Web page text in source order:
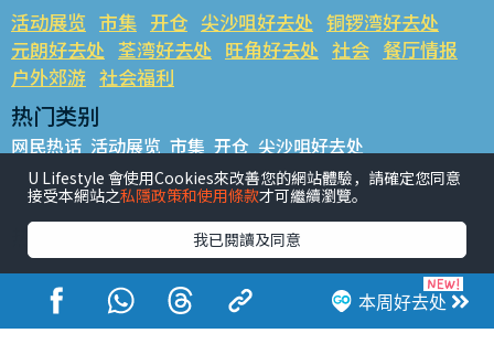
本周好去处
活动展览 市集 开仓 尖沙咀好去处 铜锣湾好去处
元朗好去处 荃湾好去处 旺角好去处 社会 餐厅情报
户外郊游 社会福利
热门类别
网民热话 活动展览 市集 开仓 尖沙咀好去处
铜锣湾好去处 元朗好去处 荃湾好去处 旺角好去处 社会
餐厅情报 户外郊游
热门标签
#UGO揾好去处 #人气活动推介 #美食社群热话
#亲子玩乐好去处
#ULifestyle应用程式
#限时抢
#UJetso礼物放送
#ULifestyle商户中心 #著数 #网络热话
U Lifestyle 會使用Cookies來改善您的網站體驗，請確定您同意
接受本網站之私隱政策和使用條款才可繼續瀏覽。
我已閱讀及同意